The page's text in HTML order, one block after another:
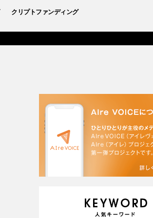
クリプトファンディング